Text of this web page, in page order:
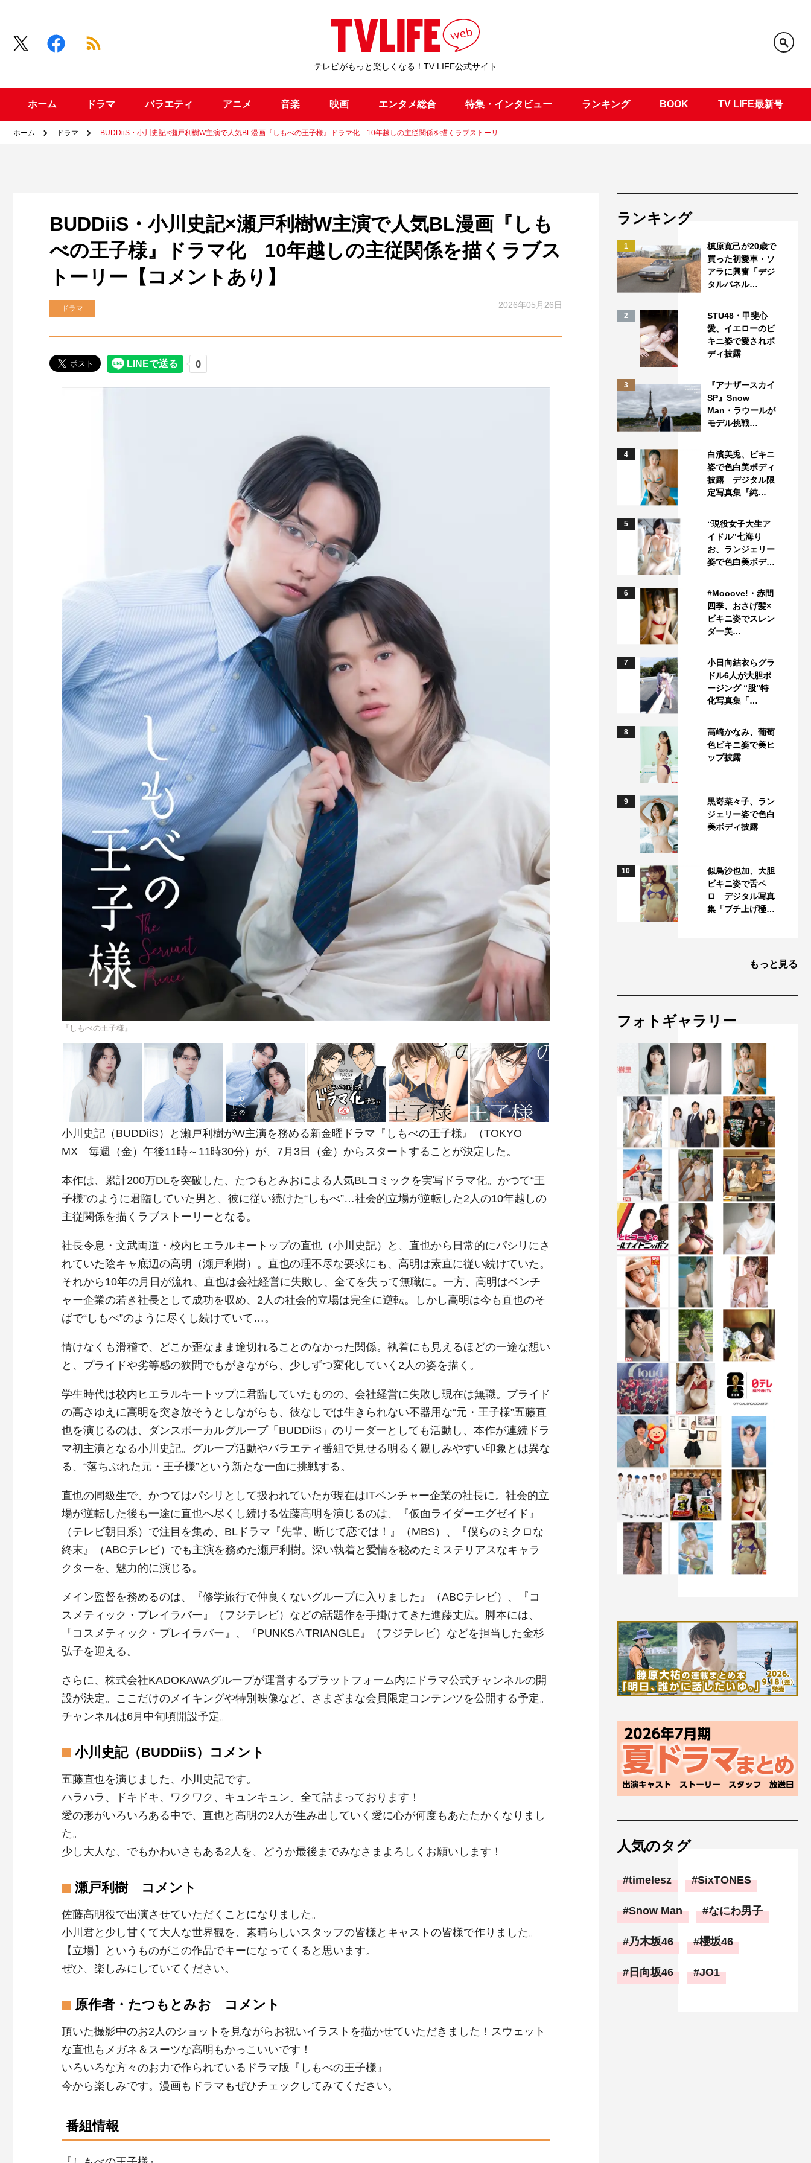
テレビがもっと楽しくなる！TV LIFE公式サイト
ホーム ドラマ バラエティ アニメ 音楽 映画 エンタメ総合 特集・インタビュー ランキング BOOK TV LIFE最新号
ホーム ドラマ BUDDiiS・小川史記×瀬戸利樹W主演で人気BL漫画『しもべの王子様』ドラマ化 10年越しの主従関係を描くラブストーリ…
BUDDiiS・小川史記×瀬戸利樹W主演で人気BL漫画『しも
べの王子様』ドラマ化 10年越しの主従関係を描くラブス
トーリー【コメントあり】
ドラマ 2026年05月26日
『しもべの王子様』
小川史記（BUDDiiS）と瀬戸利樹がW主演を務める新金曜ドラマ『しもべの王子様』（TOKYO
MX 毎週（金）午後11時～11時30分）が、7月3日（金）からスタートすることが決定した。
本作は、累計200万DLを突破した、たつもとみおによる人気BLコミックを実写ドラマ化。かつて“王
子様”のように君臨していた男と、彼に従い続けた“しもべ”…社会的立場が逆転した2人の10年越しの
主従関係を描くラブストーリーとなる。
社長令息・文武両道・校内ヒエラルキートップの直也（小川史記）と、直也から日常的にパシリにさ
れていた陰キャ底辺の高明（瀬戸利樹）。直也の理不尽な要求にも、高明は素直に従い続けていた。
それから10年の月日が流れ、直也は会社経営に失敗し、全てを失って無職に。一方、高明はベンチ
ャー企業の若き社長として成功を収め、2人の社会的立場は完全に逆転。しかし高明は今も直也のそ
ばで“しもべ”のように尽くし続けていて…。
情けなくも滑稽で、どこか歪なまま途切れることのなかった関係。執着にも見えるほどの一途な想い
と、プライドや劣等感の狭間でもがきながら、少しずつ変化していく2人の姿を描く。
学生時代は校内ヒエラルキートップに君臨していたものの、会社経営に失敗し現在は無職。プライド
の高さゆえに高明を突き放そうとしながらも、彼なしでは生きられない不器用な“元・王子様”五藤直
也を演じるのは、ダンスボーカルグループ「BUDDiiS」のリーダーとしても活動し、本作が連続ドラ
マ初主演となる小川史記。グループ活動やバラエティ番組で見せる明るく親しみやすい印象とは異な
る、“落ちぶれた元・王子様”という新たな一面に挑戦する。
直也の同級生で、かつてはパシリとして扱われていたが現在はITベンチャー企業の社長に。社会的立
場が逆転した後も一途に直也へ尽くし続ける佐藤高明を演じるのは、『仮面ライダーエグゼイド』
（テレビ朝日系）で注目を集め、BLドラマ『先輩、断じて恋では！』（MBS）、『僕らのミクロな
終末』（ABCテレビ）でも主演を務めた瀬戸利樹。深い執着と愛情を秘めたミステリアスなキャラ
クターを、魅力的に演じる。
メイン監督を務めるのは、『修学旅行で仲良くないグループに入りました』（ABCテレビ）、『コ
スメティック・プレイラバー』（フジテレビ）などの話題作を手掛けてきた進藤丈広。脚本には、
『コスメティック・プレイラバー』、『PUNKS△TRIANGLE』（フジテレビ）などを担当した金杉
弘子を迎える。
さらに、株式会社KADOKAWAグループが運営するプラットフォーム内にドラマ公式チャンネルの開
設が決定。ここだけのメイキングや特別映像など、さまざまな会員限定コンテンツを公開する予定。
チャンネルは6月中旬頃開設予定。
小川史記（BUDDiiS）コメント
五藤直也を演じました、小川史記です。
ハラハラ、ドキドキ、ワクワク、キュンキュン。全て詰まっております！
愛の形がいろいろある中で、直也と高明の2人が生み出していく愛に心が何度もあたたかくなりまし
た。
少し大人な、でもかわいさもある2人を、どうか最後までみなさまよろしくお願いします！
瀬戸利樹 コメント
佐藤高明役で出演させていただくことになりました。
小川君と少し甘くて大人な世界観を、素晴らしいスタッフの皆様とキャストの皆様で作りました。
【立場】というものがこの作品でキーになってくると思います。
ぜひ、楽しみにしていてください。
原作者・たつもとみお コメント
頂いた撮影中のお2人のショットを見ながらお祝いイラストを描かせていただきました！スウェット
な直也もメガネ＆スーツな高明もかっこいいです！
いろいろな方々のお力で作られているドラマ版『しもべの王子様』
今から楽しみです。漫画もドラマもぜひチェックしてみてください。
番組情報
ランキング
1
槙原寛己が20歳で
買った初愛車・ソ
アラに興奮「デジ
タルパネル…
2
STU48・甲斐心
愛、イエローのビ
キニ姿で愛されボ
ディ披露
3
『アナザースカイ
SP』Snow
Man・ラウールが
モデル挑戦…
4
白濱美兎、ビキニ
姿で色白美ボディ
披露 デジタル限
定写真集『純…
5
“現役女子大生ア
イドル”七海り
お、ランジェリー
姿で色白美ボデ…
6
#Mooove!・赤間
四季、おさげ髪×
ビキニ姿でスレン
ダー美…
7
小日向結衣らグラ
ドル6人が大胆ポ
ージング “股”特
化写真集「…
8
高崎かなみ、葡萄
色ビキニ姿で美ヒ
ップ披露
9
黒嵜菜々子、ラン
ジェリー姿で色白
美ボディ披露
10
似鳥沙也加、大胆
ビキニ姿で舌ペ
ロ デジタル写真
集「ブチ上げ極…
もっと見る
フォトギャラリー
人気のタグ
timelesz SixTONES
Snow Man なにわ男子
乃木坂46 櫻坂46
日向坂46 JO1